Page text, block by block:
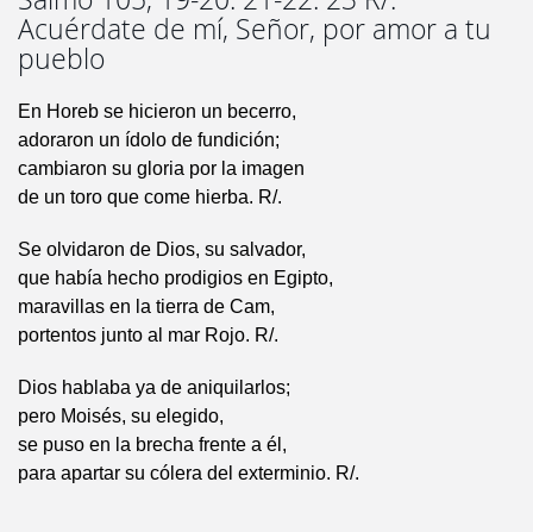
Acuérdate de mí, Señor, por amor a tu
pueblo
En Horeb se hicieron un becerro,
adoraron un ídolo de fundición;
cambiaron su gloria por la imagen
de un toro que come hierba. R/.
Se olvidaron de Dios, su salvador,
que había hecho prodigios en Egipto,
maravillas en la tierra de Cam,
portentos junto al mar Rojo. R/.
Dios hablaba ya de aniquilarlos;
pero Moisés, su elegido,
se puso en la brecha frente a él,
para apartar su cólera del exterminio. R/.